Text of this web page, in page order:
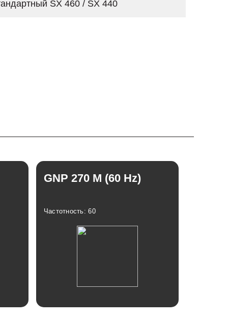
SX 460 / SX 440
GNP 270 M (60 Hz)
Частотность: 60